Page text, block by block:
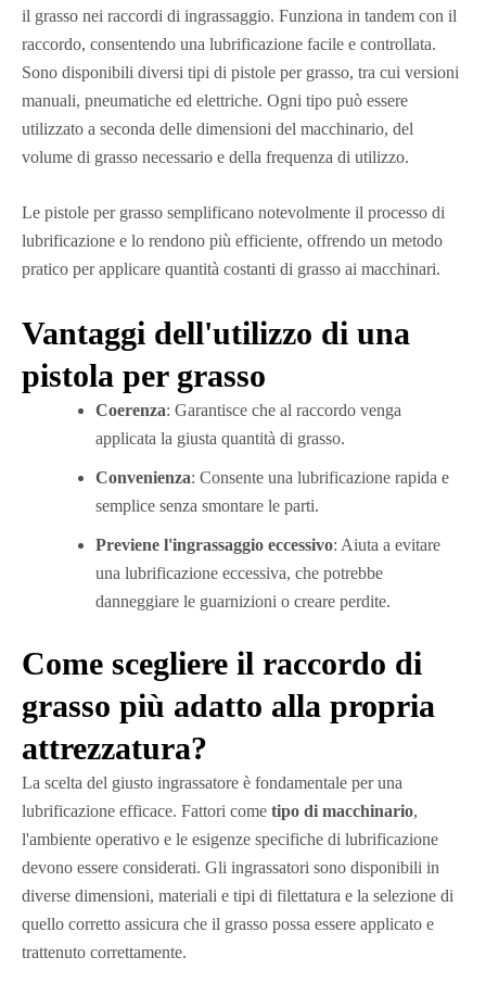
il grasso nei raccordi di ingrassaggio. Funziona in tandem con il
raccordo, consentendo una lubrificazione facile e controllata.
Sono disponibili diversi tipi di pistole per grasso, tra cui versioni
manuali, pneumatiche ed elettriche. Ogni tipo può essere
utilizzato a seconda delle dimensioni del macchinario, del
volume di grasso necessario e della frequenza di utilizzo.
Le pistole per grasso semplificano notevolmente il processo di
lubrificazione e lo rendono più efficiente, offrendo un metodo
pratico per applicare quantità costanti di grasso ai macchinari.
Vantaggi dell'utilizzo di una
pistola per grasso
Coerenza: Garantisce che al raccordo venga
applicata la giusta quantità di grasso.
Convenienza: Consente una lubrificazione rapida e
semplice senza smontare le parti.
Previene l'ingrassaggio eccessivo: Aiuta a evitare
una lubrificazione eccessiva, che potrebbe
danneggiare le guarnizioni o creare perdite.
Come scegliere il raccordo di
grasso più adatto alla propria
attrezzatura?
La scelta del giusto ingrassatore è fondamentale per una
lubrificazione efficace. Fattori come tipo di macchinario,
l'ambiente operativo e le esigenze specifiche di lubrificazione
devono essere considerati. Gli ingrassatori sono disponibili in
diverse dimensioni, materiali e tipi di filettatura e la selezione di
quello corretto assicura che il grasso possa essere applicato e
trattenuto correttamente.